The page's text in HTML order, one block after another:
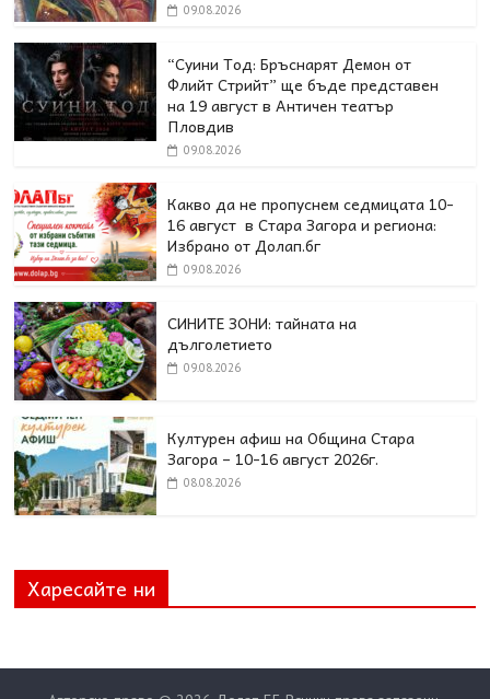
09.08.2026
“Суини Тод: Бръснарят Демон от
Флийт Стрийт” ще бъде представен
на 19 август в Античен театър
Пловдив
09.08.2026
Какво да не пропуснем седмицата 10-
16 август в Стара Загора и региона:
Избрано от Долап.бг
09.08.2026
СИНИТЕ ЗОНИ: тайната на
дълголетието
09.08.2026
Културен афиш на Община Стара
Загора – 10-16 август 2026г.
08.08.2026
Харесайте ни